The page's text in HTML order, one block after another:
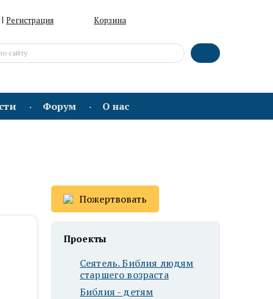
| Регистрация Корзина
Форум О нас
Пожертвовать
Проекты
Сеятель. Библия людям
старшего возраста
Библия - детям